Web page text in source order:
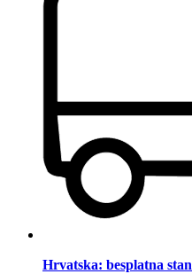
Hrvatska: besplatna